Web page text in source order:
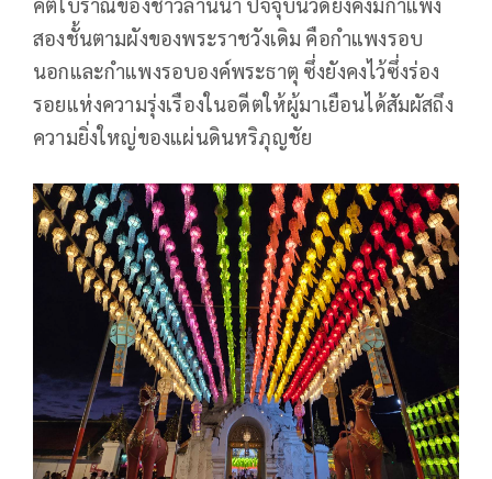
คติโบราณของชาวล้านนา ปัจจุบันวัดยังคงมีกำแพง
สองชั้นตามผังของพระราชวังเดิม คือกำแพงรอบ
นอกและกำแพงรอบองค์พระธาตุ ซึ่งยังคงไว้ซึ่งร่อง
รอยแห่งความรุ่งเรืองในอดีตให้ผู้มาเยือนได้สัมผัสถึง
ความยิ่งใหญ่ของแผ่นดินหริภุญชัย